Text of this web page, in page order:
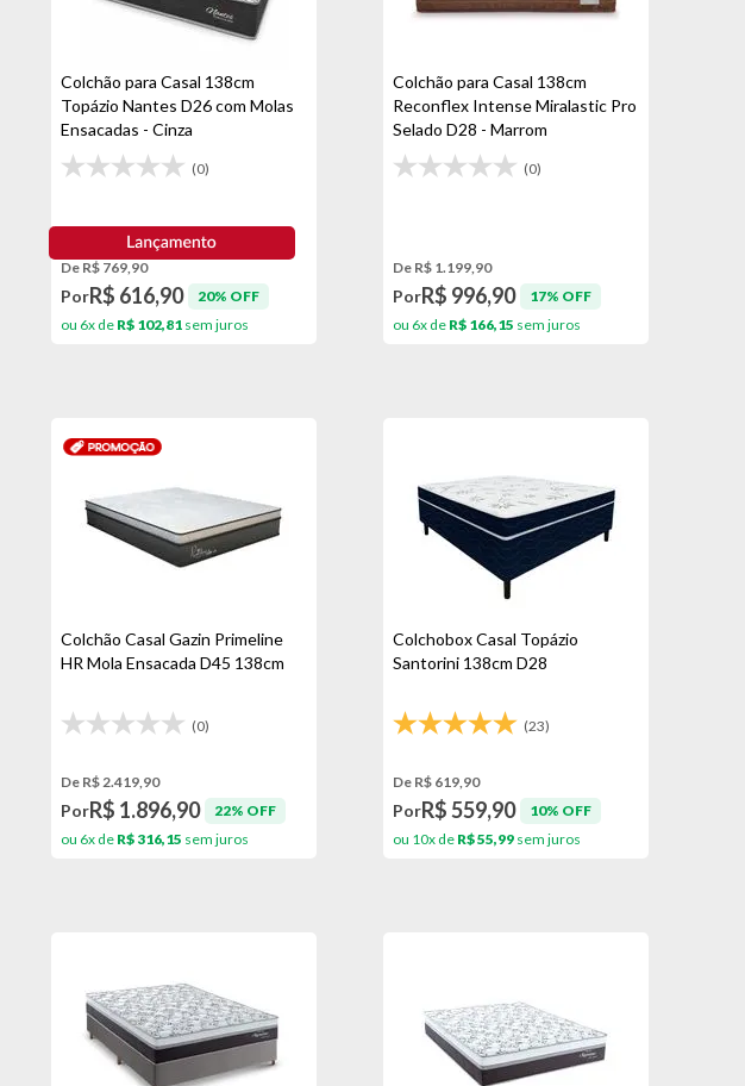
Colchão para Casal 138cm
Topázio Nantes D26 com Molas
Ensacadas - Cinza
(0)
De R$ 769,90
PorR$ 616,90
20% OFF
ou 6x de R$ 102,81 sem juros
Colchão para Casal 138cm
Reconflex Intense Miralastic Pro
Selado D28 - Marrom
(0)
De R$ 1.199,90
PorR$ 996,90
17% OFF
ou 6x de R$ 166,15 sem juros
Colchão Casal Gazin Primeline
HR Mola Ensacada D45 138cm
(0)
De R$ 2.419,90
PorR$ 1.896,90
22% OFF
ou 6x de R$ 316,15 sem juros
Colchobox Casal Topázio
Santorini 138cm D28
(23)
De R$ 619,90
PorR$ 559,90
10% OFF
ou 10x de R$ 55,99sem juros